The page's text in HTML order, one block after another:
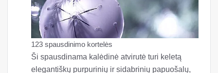
123 spausdinimo kortelės
Ši spausdinama kalėdinė atvirutė turi keletą
elegantiškų purpurinių ir sidabrinių papuošalų,